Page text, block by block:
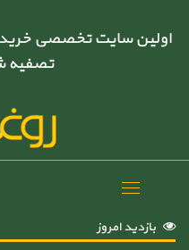
اولین سایت تخصصی
تصفیه
Toggle
بازدید امروز